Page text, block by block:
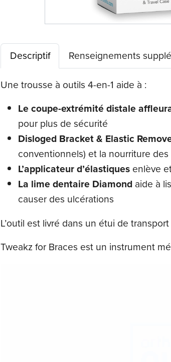
Descriptif Renseignements
Une trousse à outils 4-en-1 aide à :
Le coupe-extrémité distale
pour plus de sécurité
Disloged Bracket & Elastic
conventionnels) et la nourriture
L’applicateur d’élastiques enlève
La lime dentaire Diamond aide à
causer des ulcérations
L’outil est livré dans un étui de
Tweakz for Braces est un instrument